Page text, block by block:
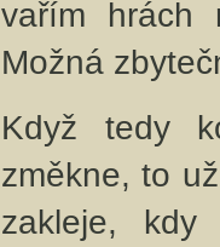
vařím hrách
Možná
Když tedy
změkne, to
zakleje,